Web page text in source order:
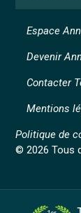
Mentions
Politique de
© 2026 Tous
Espace
Devenir
Contacter